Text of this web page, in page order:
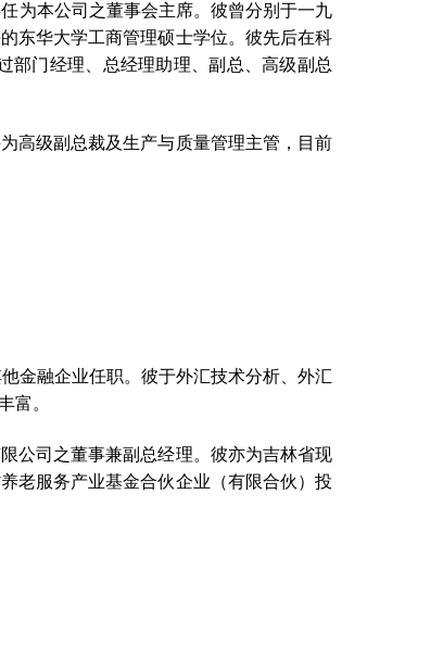
为本公司之董事会主席。彼曾分别于一九
东华大学工商管理硕士学位。彼先后在科
部门经理、总经理助理、副总、高级副总
高级副总裁及生产与质量管理主管，目前
金融企业任职。彼于外汇技术分析、外汇
富。
公司之董事兼副总经理。彼亦为吉林省现
老服务产业基金合伙企业（有限合伙）投